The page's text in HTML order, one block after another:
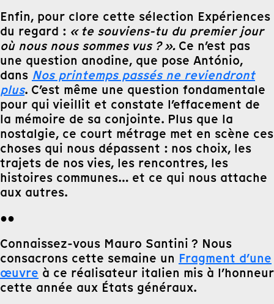
Enfin, pour clore cette sélection Expériences
du regard : « te souviens-tu du premier jour
où nous nous sommes vus ? ». Ce n’est pas
une question anodine, que pose António,
dans Nos printemps passés ne reviendront
plus. C’est même une question fondamentale
pour qui vieillit et constate l’effacement de
la mémoire de sa conjointe. Plus que la
nostalgie, ce court métrage met en scène ces
choses qui nous dépassent : nos choix, les
trajets de nos vies, les rencontres, les
histoires communes… et ce qui nous attache
aux autres.
●●
Connaissez-vous Mauro Santini ? Nous
consacrons cette semaine un Fragment d’une
œuvre à ce réalisateur italien mis à l’honneur
cette année aux États généraux.